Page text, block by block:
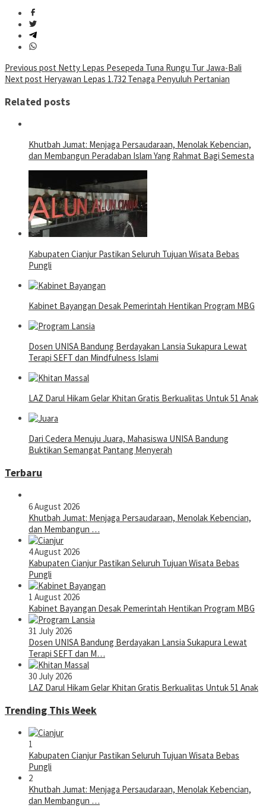
Post
navigation
Previous post Netty Lepas Pesepeda Tuna Rungu Tur Jawa-Bali
Next post Heryawan Lepas 1.732 Tenaga Penyuluh Pertanian
Related posts
Khutbah Jumat: Menjaga Persaudaraan, Menolak Kebencian,
dan Membangun Peradaban Islam Yang Rahmat Bagi Semesta
Kabupaten Cianjur Pastikan Seluruh Tujuan Wisata Bebas
Pungli
Kabinet Bayangan Desak Pemerintah Hentikan Program MBG
Dosen UNISA Bandung Berdayakan Lansia Sukapura Lewat
Terapi SEFT dan Mindfulness Islami
LAZ Darul Hikam Gelar Khitan Gratis Berkualitas Untuk 51 Anak
Dari Cedera Menuju Juara, Mahasiswa UNISA Bandung
Buktikan Semangat Pantang Menyerah
Terbaru
6 August 2026
Khutbah Jumat: Menjaga Persaudaraan, Menolak Kebencian,
dan Membangun …
4 August 2026
Kabupaten Cianjur Pastikan Seluruh Tujuan Wisata Bebas
Pungli
1 August 2026
Kabinet Bayangan Desak Pemerintah Hentikan Program MBG
31 July 2026
Dosen UNISA Bandung Berdayakan Lansia Sukapura Lewat
Terapi SEFT dan M…
30 July 2026
LAZ Darul Hikam Gelar Khitan Gratis Berkualitas Untuk 51 Anak
Trending This Week
1
Kabupaten Cianjur Pastikan Seluruh Tujuan Wisata Bebas
Pungli
2
Khutbah Jumat: Menjaga Persaudaraan, Menolak Kebencian,
dan Membangun …